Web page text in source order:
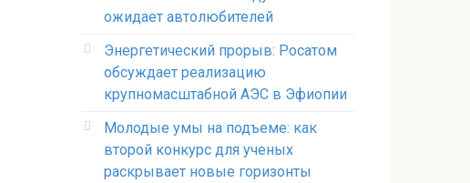
ожидает автолюбителей
Энергетический прорыв: Росатом
обсуждает реализацию
крупномасштабной АЭС в Эфиопии
Молодые умы на подъеме: как
второй конкурс для ученых
раскрывает новые горизонты